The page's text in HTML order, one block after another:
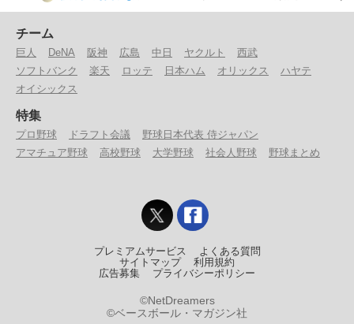
チーム
巨人 DeNA 阪神 広島 中日 ヤクルト
西武
ソフトバンク
楽天 ロッテ 日本ハム オリックス
ハヤテ
オイシックス
特集
プロ野球 ドラフト会議
野球日本代表 侍ジャパン
アマチュア野球
高校野球 大学野球 社会人野球 野球まとめ
プレミアムサービス
よくある質問
サイトマップ
利用規約
広告募集
プライバシーポリシー
©NetDreamers
©ベースボール・マガジン社